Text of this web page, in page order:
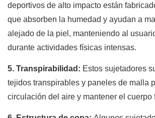
deportivos de alto impacto están
que absorben la humedad y ayudan a
alejado de la piel, manteniendo al
durante actividades físicas intensas.
5. Transpirabilidad: Estos sujetadores
tejidos transpirables y paneles de malla
circulación del aire y mantener el cuerpo